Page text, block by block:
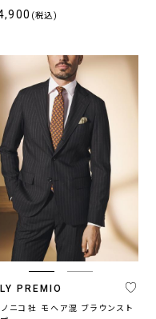
(税込)
PREMIO
ニコ社 モヘア混 ブラウンスト